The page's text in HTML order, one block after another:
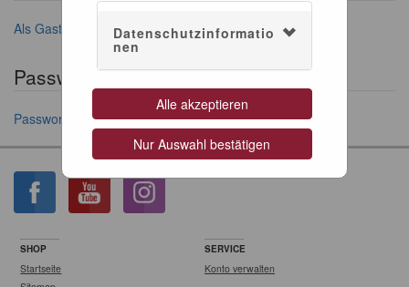
Datenschutzinformatio
nen
Alle akzeptieren
Nur Auswahl bestätigen
Als Gast anmelden
Passwort vergessen?
Passwort anfordern
SHOP
Startseite
SERVICE
Konto verwalten